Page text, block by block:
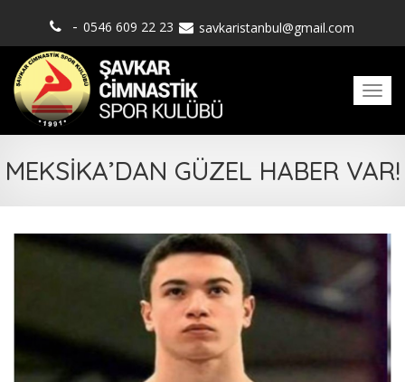
- 0546 609 22 23 savkaristanbul@gmail.com
MEKSİKA’DAN GÜZEL HABER VAR!